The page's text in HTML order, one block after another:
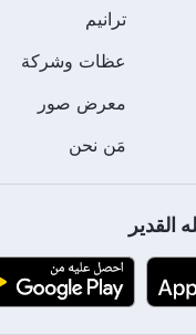
ترانيم
عظات وشركة
معرض صور
مَن نحن
القدير